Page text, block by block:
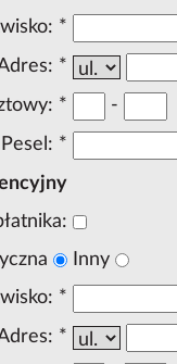
*
*
* -
Pesel: *
Inny
*
*